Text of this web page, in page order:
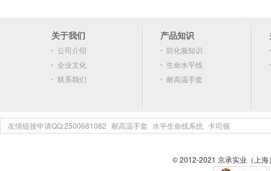
关于我们
公司介绍
企业文化
联系我们
产品知识
防化服知识
生命水平线
耐高温手套
友情链接申请QQ:2500681082 耐高温手套 水平生命线系统 卡司顿
© 2012-2021 京承实业（上